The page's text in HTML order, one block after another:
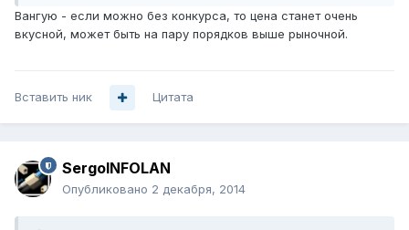
Вангую - если можно без конкурса, то цена станет очень
вкусной, может быть на пару порядков выше рыночной.
Вставить ник Цитата
SergoINFOLAN
Опубликовано 2 декабря, 2014